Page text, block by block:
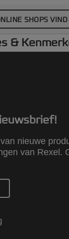
SHOPS
&
nieuwe
van Rexel.